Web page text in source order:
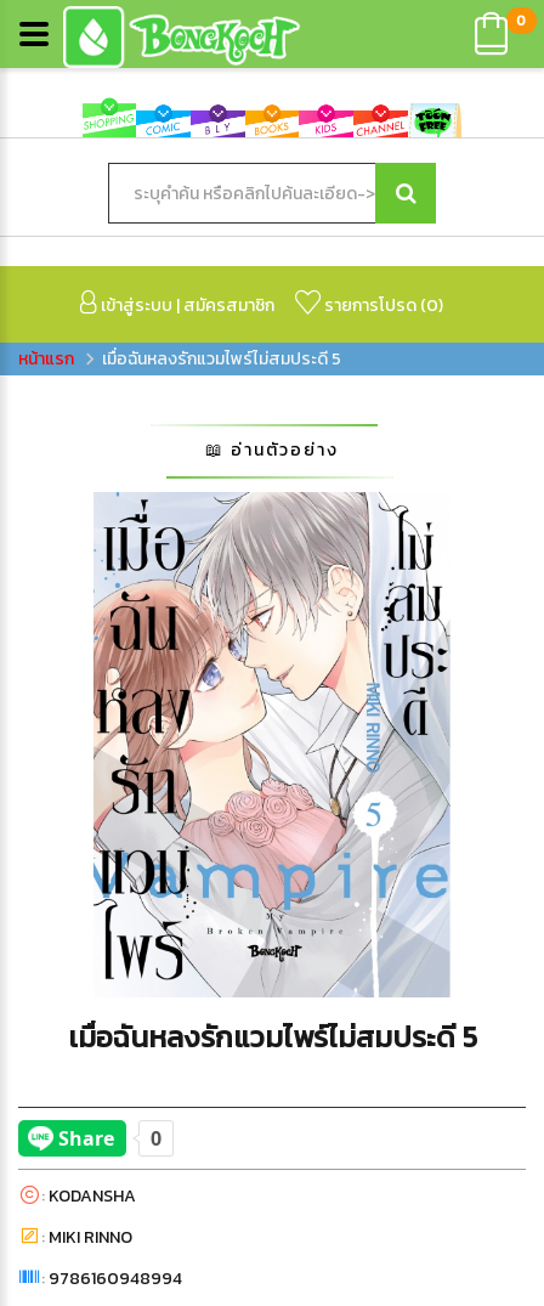
เข้าสู่ระบบ |สมัครสมาชิก รายการโปรด (0)
0
เมื่อฉันหลงรักแวมไพร์ไม่สมประดี 5
📖 อ่านตัวอย่าง
เมื่อฉันหลงรักแวมไพร์ไม่สมประดี 5
:KODANSHA
:MIKI RINNO
:9786160948994